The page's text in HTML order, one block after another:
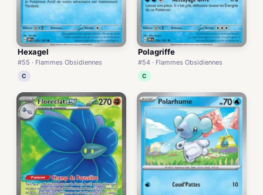
Hexagel
#55 · Flammes Obsidiennes
C
Polagriffe
#54 · Flammes Obsidiennes
C